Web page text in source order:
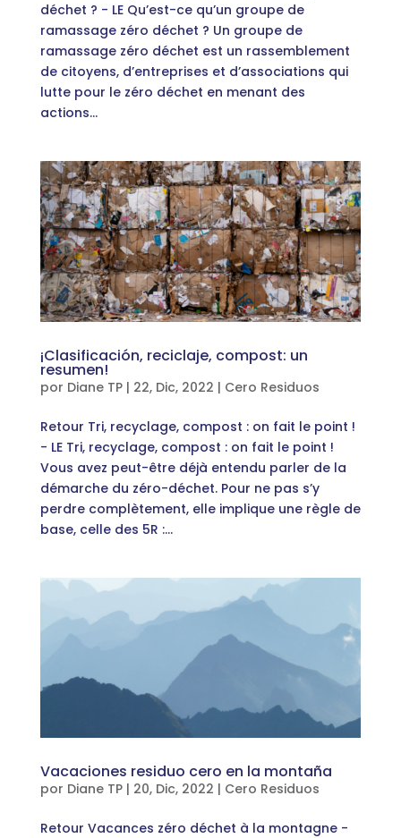
déchet ? - LE Qu’est-ce qu’un groupe de
ramassage zéro déchet ? Un groupe de
ramassage zéro déchet est un rassemblement
de citoyens, d’entreprises et d’associations qui
lutte pour le zéro déchet en menant des
actions...
¡Clasificación, reciclaje, compost: un
resumen!
por Diane TP| 22, Dic, 2022 | Cero Residuos
Retour Tri, recyclage, compost : on fait le point !
- LE Tri, recyclage, compost : on fait le point !
Vous avez peut-être déjà entendu parler de la
démarche du zéro-déchet. Pour ne pas s’y
perdre complètement, elle implique une règle de
base, celle des 5R :...
Vacaciones residuo cero en la montaña
por Diane TP| 20, Dic, 2022 | Cero Residuos
Retour Vacances zéro déchet à la montagne -